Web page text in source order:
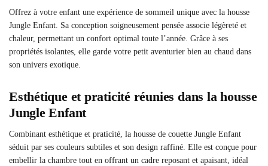
Offrez à votre enfant une expérience de sommeil unique avec la housse
Jungle Enfant. Sa conception soigneusement pensée associe légèreté et
chaleur, permettant un confort optimal toute l’année. Grâce à ses
propriétés isolantes, elle garde votre petit aventurier bien au chaud dans
son univers exotique.
Esthétique et praticité réunies dans la housse
Jungle Enfant
Combinant esthétique et praticité, la housse de couette Jungle Enfant
séduit par ses couleurs subtiles et son design raffiné. Elle est conçue pour
embellir la chambre tout en offrant un cadre reposant et apaisant, idéal